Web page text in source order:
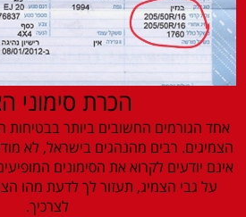
הכרת סימוני
אחד הגורמים החשובים ביותר בבטיחות
הצמיגים. רבים מהנהגים בישראל, לא
אינם יודעים לקרוא את הסימונים
על גבי הצמיג, תעזור לך לדעת מהו
לצרכיך.